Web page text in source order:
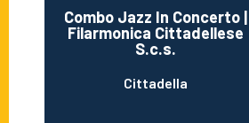
Combo Jazz In Concerto |
Filarmonica Cittadellese
S.c.s.
Cittadella